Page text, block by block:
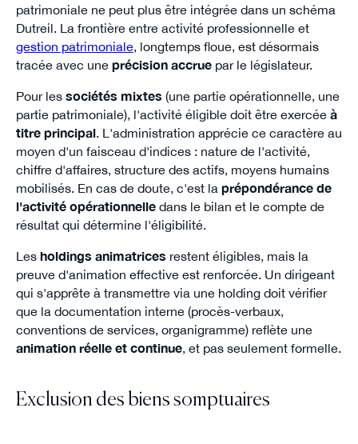
patrimoniale ne peut plus être intégrée dans un schéma
Dutreil. La frontière entre activité professionnelle et
gestion patrimoniale, longtemps floue, est désormais
tracée avec une précision accruepar le législateur.
Pour les sociétés mixtes (une partie opérationnelle, une
partie patrimoniale), l'activité éligible doit être exercée à
titre principal. L'administration apprécie ce caractère au
moyen d'un faisceau d'indices : nature de l'activité,
chiffre d'affaires, structure des actifs, moyens humains
mobilisés. En cas de doute, c'est la prépondérance de
l'activité opérationnelledans le bilan et le compte de
résultat qui détermine l'éligibilité.
Les holdings animatrices restent éligibles, mais la
preuve d'animation effective est renforcée. Un dirigeant
qui s'apprête à transmettre via une holding doit vérifier
que la documentation interne (procès-verbaux,
conventions de services, organigramme) reflète une
animation réelle et continue, et pas seulement formelle.
Exclusion des biens somptuaires